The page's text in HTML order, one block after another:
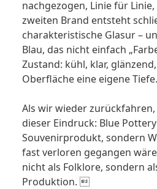
nachgezogen, Linie für
zweiten Brand entsteht
charakteristische Glasur –
Blau, das nicht einfach
Zustand: kühl, klar,
Ober­fläche eine eigene Tiefe.
Als wir wieder
dieser Eindruck: Blue
Souvenirprodukt, sondern
fast verloren gegangen
nicht als Folklore, sondern
Produktion. 